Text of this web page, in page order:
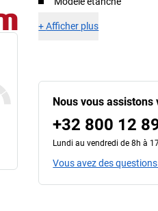
+Afficher plus
Nous vous assistons
+32 800 12
Lundi au vendredi de 8h à
Vous avez des